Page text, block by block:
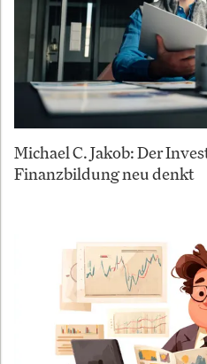
Michael C. Jakob: Der
Finanzbildung neu denkt